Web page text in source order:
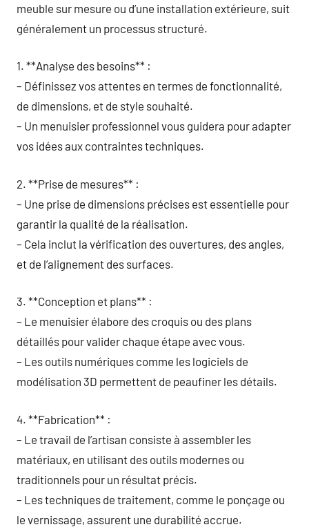
meuble sur mesure ou d’une installation extérieure, suit
généralement un processus structuré.
1. **Analyse des besoins** :
– Définissez vos attentes en termes de fonctionnalité,
de dimensions, et de style souhaité.
– Un menuisier professionnel vous guidera pour adapter
vos idées aux contraintes techniques.
2. **Prise de mesures** :
– Une prise de dimensions précises est essentielle pour
garantir la qualité de la réalisation.
– Cela inclut la vérification des ouvertures, des angles,
et de l’alignement des surfaces.
3. **Conception et plans** :
– Le menuisier élabore des croquis ou des plans
détaillés pour valider chaque étape avec vous.
– Les outils numériques comme les logiciels de
modélisation 3D permettent de peaufiner les détails.
4. **Fabrication** :
– Le travail de l’artisan consiste à assembler les
matériaux, en utilisant des outils modernes ou
traditionnels pour un résultat précis.
– Les techniques de traitement, comme le ponçage ou
le vernissage, assurent une durabilité accrue.